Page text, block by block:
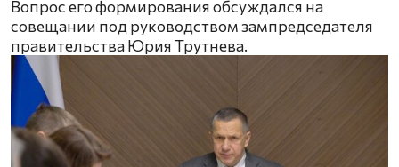
Вопрос его формирования обсуждался на
совещании под руководством зампредседателя
правительства Юрия Трутнева.